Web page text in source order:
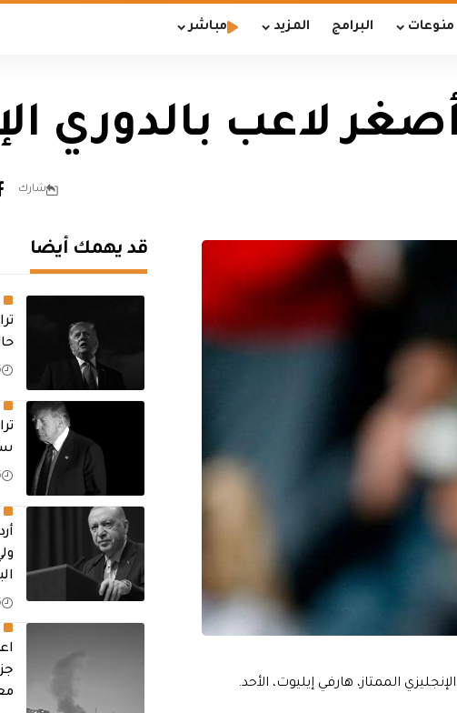
منوعات البرامج المزيد مباشر
لاعب بالدوري
شارك
الممتاز، هارفي إيليوت، الأحد.
قد يهمك أيضا